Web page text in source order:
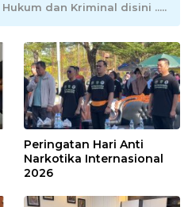
dan Kriminal disini .....
Peringatan Hari Anti
Narkotika Internasional
2026